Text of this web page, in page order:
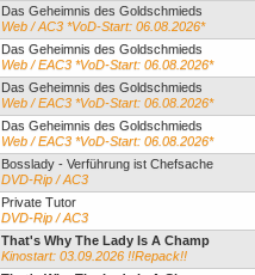
Das Geheimnis des Goldschmieds
Web / AC3 *VoD-Start: 06.08.2026*
Das Geheimnis des Goldschmieds
Web / EAC3 *VoD-Start: 06.08.2026*
Das Geheimnis des Goldschmieds
Web / EAC3 *VoD-Start: 06.08.2026*
Das Geheimnis des Goldschmieds
Web / EAC3 *VoD-Start: 06.08.2026*
Bosslady - Verführung ist Chefsache
DVD-Rip / AC3
Private Tutor
DVD-Rip / AC3
That's Why The Lady Is A Champ
Kinostart: 03.09.2026 !!Repack!!